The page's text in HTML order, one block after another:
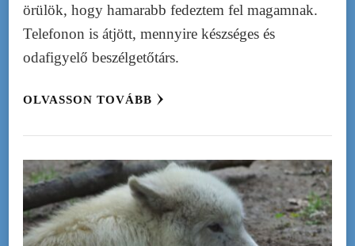
örülök, hogy hamarabb fedeztem fel magamnak.
Telefonon is átjött, mennyire készséges és
odafigyelő beszélgetőtárs.
OLVASSON TOVÁBB